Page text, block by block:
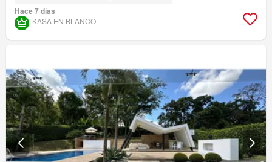
Seguridad privada
Piscina Jardín
Barbecue
Acceso para personas con discapacidad
Hace 7 días
KASA EN BLANCO